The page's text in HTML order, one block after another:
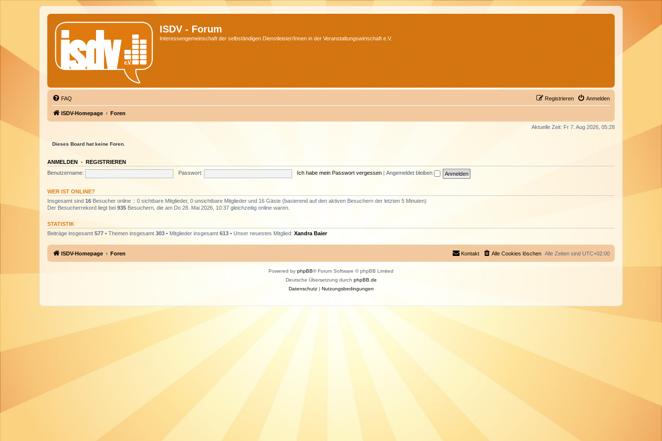
ISDV - Forum
Interessengemeinschaft der selbständigen Dienstleister/Innen in der Veranstaltungswirtschaft e.V.
FAQ Anmelden
Registrieren
ISDV-Homepage Foren
Aktuelle Zeit: Fr 7. Aug 2026, 05:28
Dieses Board hat keine Foren.
ANMELDEN • REGISTRIEREN
Benutzername:
Passwort: Ich habe mein Passwort vergessen Angemeldet bleiben
WER IST ONLINE?
Insgesamt sind 16 Besucher online :: 0 sichtbare Mitglieder, 0 unsichtbare Mitglieder und 16 Gäste (basierend auf den aktiven Besuchern der letzten 5 Minuten)
Der Besucherrekord liegt bei 935 Besuchern, die am Do 28. Mai 2026, 10:37 gleichzeitig online waren.
STATISTIK
Beiträge insgesamt 577 • Themen insgesamt 303 • Mitglieder insgesamt 613 • Unser neuestes Mitglied: Xandra Baier
ISDV-Homepage Foren Alle Zeiten sind UTC+02:00
Alle Cookies löschen
Kontakt
Powered by phpBB® Forum Software © phpBB Limited
Deutsche Übersetzung durch phpBB.de
Datenschutz| Nutzungsbedingungen